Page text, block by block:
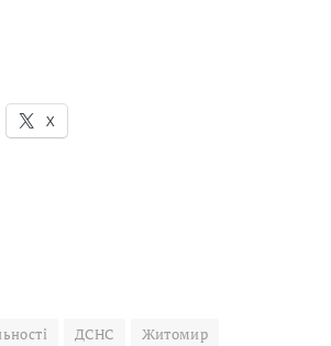
X
ДСНС
Житомир